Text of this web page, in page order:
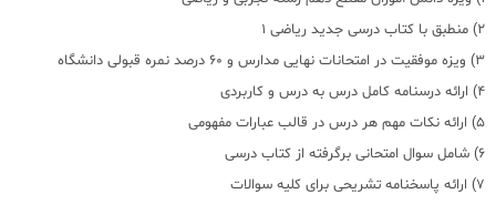
2) منطبق با کتاب درسی جدید ریاضی 1
3) ویزه موفقیت در امتحانات نهایی مدارس و 60 درصد نمره قبولی دانشگاه
4) ارائه درسنامه کامل درس به درس و کاربردی
5) ارائه نکات مهم هر درس در قالب عبارات مفهومی
6) شامل سوال امتحانی برگرفته از کتاب درسی
7) ارائه پاسخنامه تشریحی برای کلیه سوالات